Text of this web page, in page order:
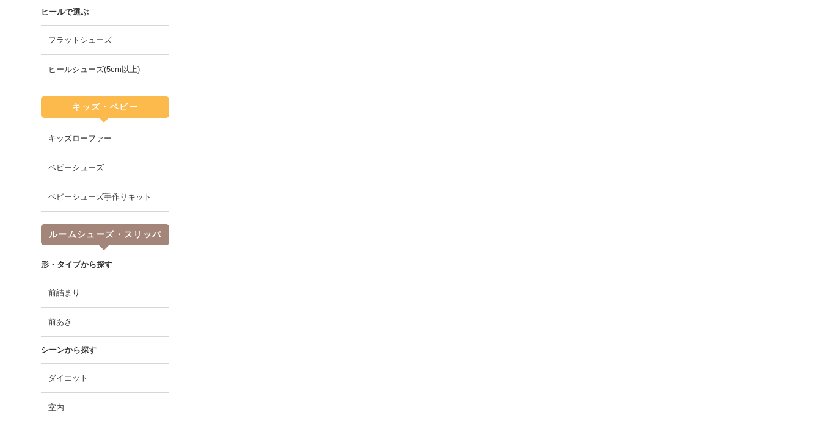
ヒールで選ぶ
フラットシューズ
ヒールシューズ(5cm以上)
キッズ・ベビー
キッズローファー
ベビーシューズ
ベビーシューズ手作りキット
ルームシューズ・スリッパ
形・タイプから探す
前詰まり
前あき
シーンから探す
ダイエット
室内